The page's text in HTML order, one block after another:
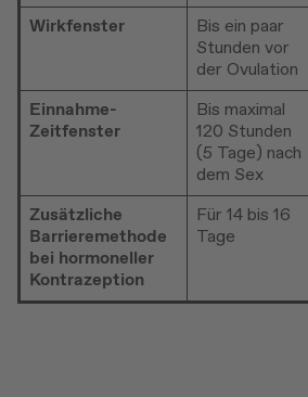
Wirkfenster
Bis ein paar
Stunden vor
der Ovulation
Einnahme-
Zeitfenster
Bis maximal
120 Stunden
(5 Tage) nach
dem Sex
Zusätzliche
Barrieremethode
bei hormoneller
Kontrazeption
Für 14 bis 16
Tage